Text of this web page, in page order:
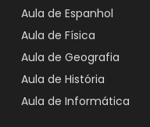
Aula de Espanhol
Aula de Física
Aula de Geografia
Aula de História
Aula de Informática